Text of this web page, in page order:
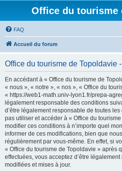
Office du tourisme
FAQ
Accueil du forum
Office du tourisme de Topoldavie
En accédant à « Office du tourisme de
« nous », « notre », « nos », « Office du
« https://web1-math.univ-lyon1.fr/prepa-
légalement responsable des conditions
d’être légalement responsable de toutes
pas utiliser et accéder à « Office du
modifier ces conditions à n’importe quel
informer de ces modifications, bien que
régulièrement par vous-même. En effet, si
« Office du tourisme de Topoldavie » après
effectuées, vous acceptez d’être
modifiées et mises à jour.